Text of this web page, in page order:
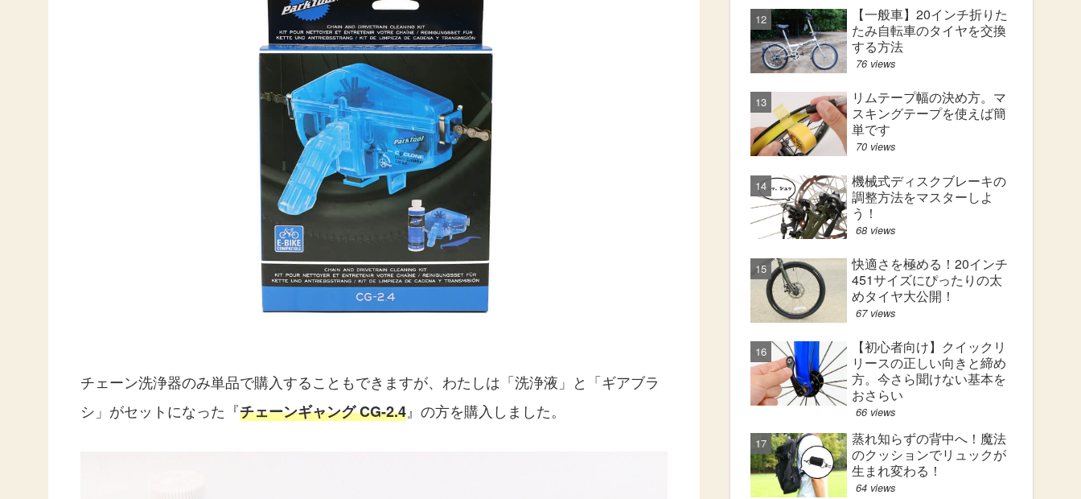
チェーン洗浄器のみ単品で購入することもできますが、わたしは「洗浄液」と「ギアブラ
シ」がセットになった『チェーンギャング CG-2.4』の方を購入しました。
【一般車】20インチ折りた
たみ自転車のタイヤを交換
する方法
76 views
リムテープ幅の決め方。マ
スキングテープを使えば簡
単です
70 views
機械式ディスクブレーキの
調整方法をマスターしよ
う！
68 views
快適さを極める！20インチ
451サイズにぴったりの太
めタイヤ大公開！
67 views
【初心者向け】クイックリ
リースの正しい向きと締め
方。今さら聞けない基本を
おさらい
66 views
蒸れ知らずの背中へ！魔法
のクッションでリュックが
生まれ変わる！
64 views